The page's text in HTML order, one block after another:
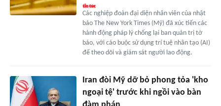
Các nghiệp đoàn đại diện nhân viên của nhật
báo The New York Times (Mỹ) đã xúc tiến các
hành động pháp lý chống lại ban quản trị tờ
báo, với cáo buộc sử dụng trí tuệ nhân tạo (AI)
để theo dõi và giám sát người lao động.
Iran đòi Mỹ dỡ bỏ phong tỏa 'kho
ngoại tệ' trước khi ngồi vào bàn